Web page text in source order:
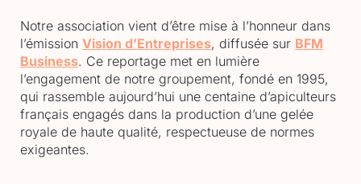
Notre association vient d’être mise à l’honneur dans
l’émission Vision d’Entreprises, diffusée sur BFM
Business. Ce reportage met en lumière
l’engagement de notre groupement, fondé en 1995,
qui rassemble aujourd’hui une centaine d’apiculteurs
français engagés dans la production d’une gelée
royale de haute qualité, respectueuse de normes
exigeantes.